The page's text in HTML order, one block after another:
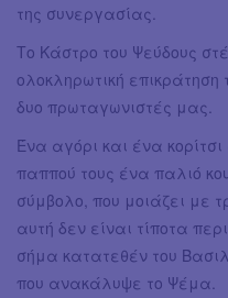
της συνεργασίας.
Το Κάστρο του Ψεύδους
ολοκληρωτική
δυο πρωταγωνιστές μας.
Ένα αγόρι και ένα
παππού τους ένα παλιό
σύμβολο, που μοιάζει με
αυτή δεν είναι τίποτα
σήμα κατατεθέν του
που ανακάλυψε το Ψέμα.